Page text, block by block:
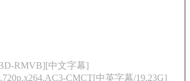
RMVB][中文字幕]
CMCT[中英字幕/19.23G]